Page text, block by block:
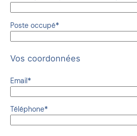
Poste occupé*
Vos coordonnées
Email*
Téléphone*